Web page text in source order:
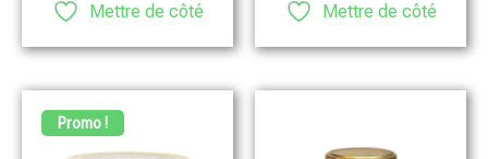
Mettre de côté Mettre de côté
Promo !